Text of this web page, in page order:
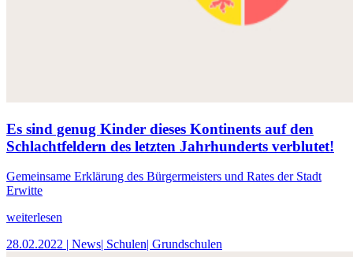
Es sind genug Kinder dieses Kontinents auf den
Schlachtfeldern des letzten Jahrhunderts verblutet!
Gemeinsame Erklärung des Bürgermeisters und Rates der Stadt
Erwitte
weiterlesen
28.02.2022 | News| Schulen| Grundschulen